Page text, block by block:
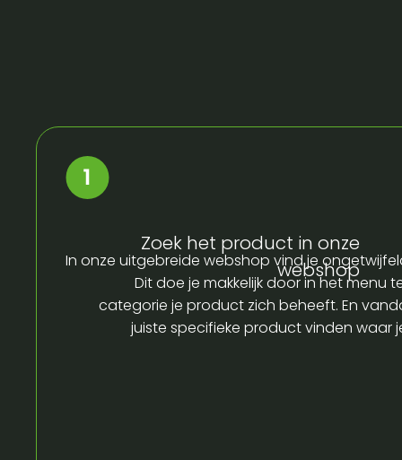
Zoek het product in onze
webshop
In onze uitgebreide webshop vind je
Dit doe je makkelijk door in het menu
categorie je product zich beheeft. En
juiste specifieke product vinden waar